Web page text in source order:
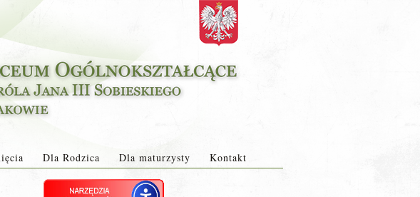
Dla Rodzica Dla maturzysty Kontakt